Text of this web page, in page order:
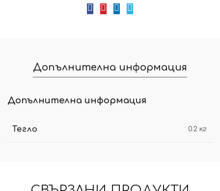
Допълнителна информация
Допълнителна информация
Тегло 0.2 кг